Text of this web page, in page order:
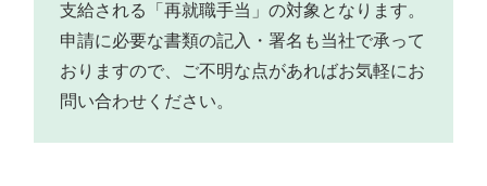
支給される「再就職手当」の対象となります。
申請に必要な書類の記入・署名も当社で承って
おりますので、ご不明な点があればお気軽にお
問い合わせください。